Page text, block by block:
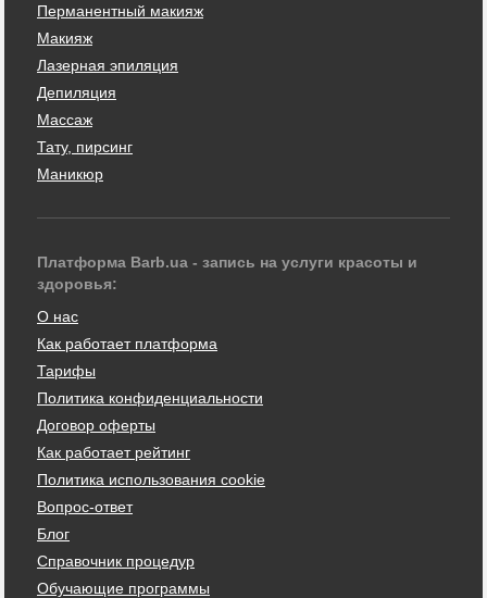
Перманентный макияж
Макияж
Лазерная эпиляция
Депиляция
Массаж
Тату, пирсинг
Маникюр
Платформа Barb.ua - запись на услуги красоты и
здоровья:
О нас
Как работает платформа
Тарифы
Политика конфиденциальности
Договор оферты
Как работает рейтинг
Политика использования cookie
Вопрос-ответ
Блог
Справочник процедур
Обучающие программы